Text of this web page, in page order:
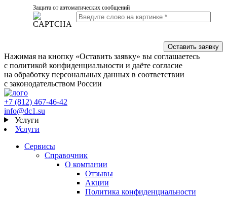
Защита от автоматических сообщений
Нажимая на кнопку «Оставить заявку» вы соглашаетесь
с политикой конфиденциальности и даёте согласие
на обработку персональных данных в соответствии
с законодательством России
+7 (812) 467-46-42
info@dc1.su
Услуги
Услуги
Сервисы
Справочник
О компании
Отзывы
Акции
Политика конфиденциальности